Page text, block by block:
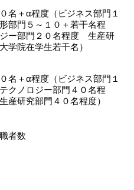
名＋α程度（ビジネス部門１
部門５～１０＋若干名程
ー部門２０名程度 生産研
院在学生若干名）
名＋α程度（ビジネス部門１
クノロジー部門４０名程
研究部門４０名程度）
者数